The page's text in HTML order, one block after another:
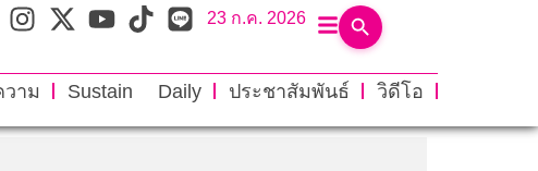
23 ก.ค. 2026
าม Sustain Daily ประชาสัมพันธ์
วิดีโอ